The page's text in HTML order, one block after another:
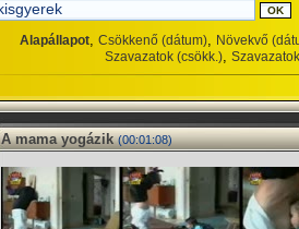
Alapállapot, Csökkenő (dátum), Növekvő
Szavazatok (csökk.),
A mama yogázik (00:01:08)